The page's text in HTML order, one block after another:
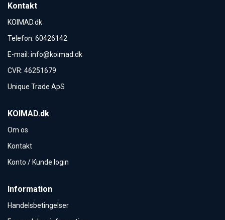
Kontakt
KOIMAD.dk
Telefon: 60426142
E-mail : info@koimad.dk
CVR: 46251679
Unique Trade ApS
KOIMAD.dk
Om os
Kontakt
Konto / Kunde login
Information
Handelsbetingelser